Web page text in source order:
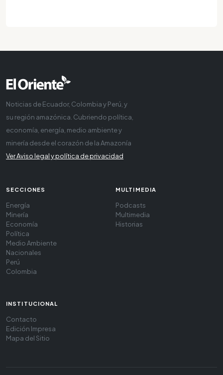
Noticias de Ecuador, Colombia y Perú, y
su región amazónica. Cubriendo política,
economía, energía, medio ambiente y
minería desde el corazón de la Amazonía
Ver Aviso legal y política de privacidad
SECCIONES
Energía
Minería
Economía
Política
Medio Ambiente
Nacionales
Perú
Colombia
MULTIMEDIA
Podcasts
Multimedia
Historias
INSTITUCIONAL
Contacto
Edición Impresa
Mapa del Sitio